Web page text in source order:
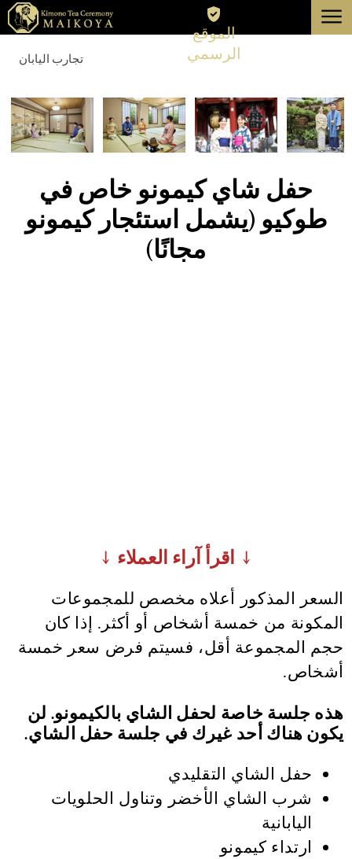
طوكيو
عن
إلغاء
الموقع
الرسمي
menu
تجارب اليابان
حفل شاي كيمونو خاص في
طوكيو (يشمل استئجار كيمونو
مجانًا)
↓ اقرأ آراء العملاء ↓
السعر المذكور أعلاه مخصص للمجموعات
المكونة من خمسة أشخاص أو أكثر. إذا كان
حجم المجموعة أقل، فسيتم فرض سعر خمسة
أشخاص.
هذه جلسة خاصة لحفل الشاي بالكيمونو. لن
يكون هناك أحد غيرك في جلسة حفل الشاي.
حفل الشاي التقليدي
شرب الشاي الأخضر وتناول الحلويات
اليابانية
ارتداء كيمونو